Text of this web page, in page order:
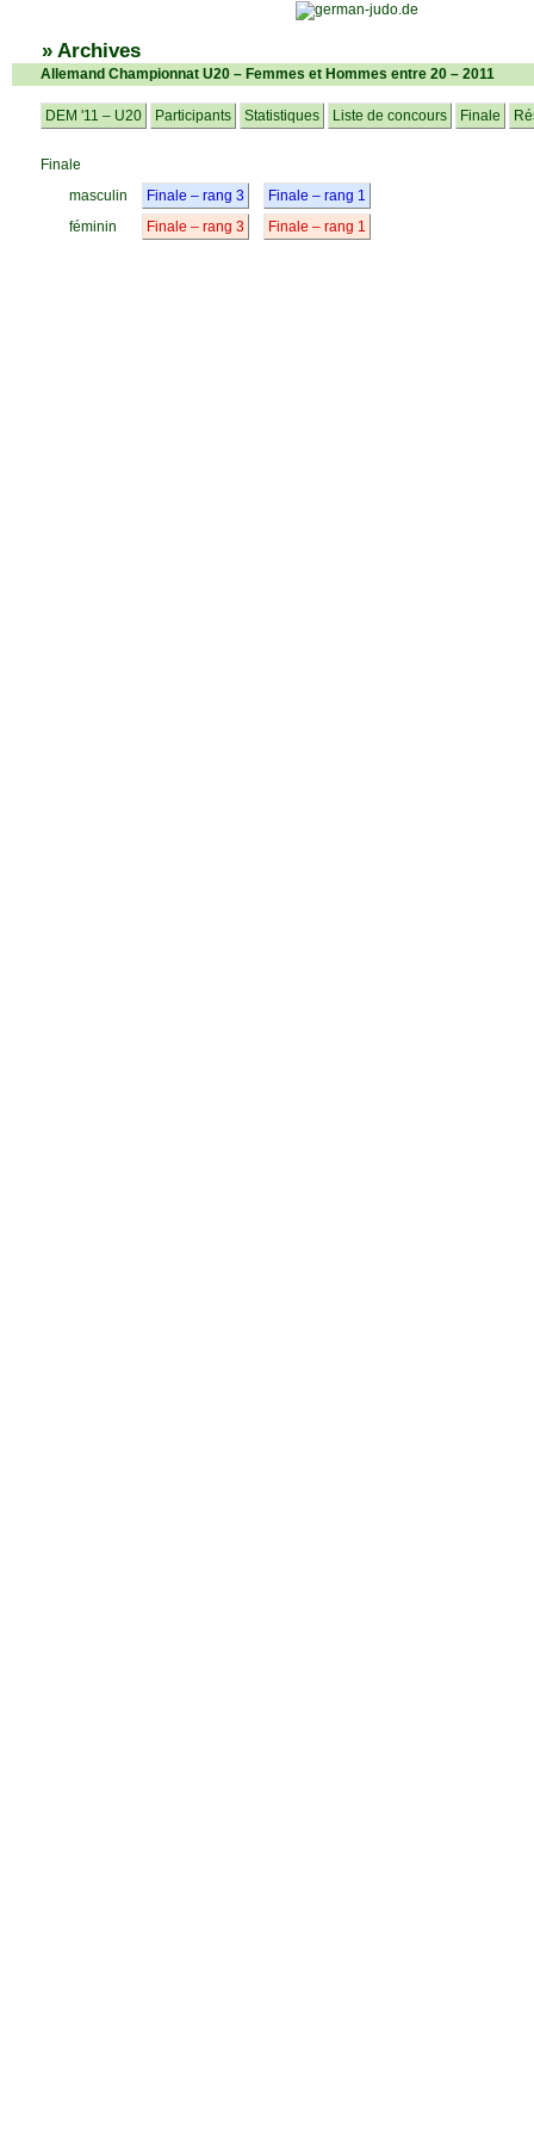
» Archives
Allemand Championnat U20 – Femmes et Hommes entre 20 – 2011
DEM '11 – U20 Participants Statistiques Liste de concours Finale
Finale
masculin
féminin
Finale – rang 3
Finale – rang 3
Finale – rang 1
Finale – rang 1